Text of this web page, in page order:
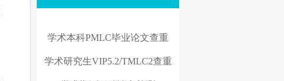
学术本科PMLC毕业论文查重
学术研究生VIP5.2/TMLC2查重